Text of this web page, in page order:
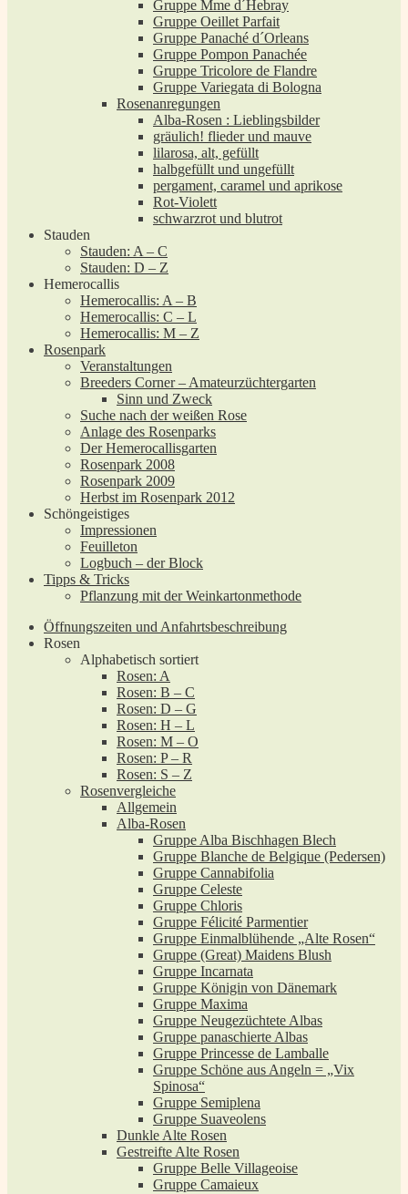
Gruppe Mme d´Hebray
Gruppe Oeillet Parfait
Gruppe Panaché d´Orleans
Gruppe Pompon Panachée
Gruppe Tricolore de Flandre
Gruppe Variegata di Bologna
Rosenanregungen
Alba-Rosen : Lieblingsbilder
gräulich! flieder und mauve
lilarosa, alt, gefüllt
halbgefüllt und ungefüllt
pergament, caramel und aprikose
Rot-Violett
schwarzrot und blutrot
Stauden
Stauden: A – C
Stauden: D – Z
Hemerocallis
Hemerocallis: A – B
Hemerocallis: C – L
Hemerocallis: M – Z
Rosenpark
Veranstaltungen
Breeders Corner – Amateurzüchtergarten
Sinn und Zweck
Suche nach der weißen Rose
Anlage des Rosenparks
Der Hemerocallisgarten
Rosenpark 2008
Rosenpark 2009
Herbst im Rosenpark 2012
Schöngeistiges
Impressionen
Feuilleton
Logbuch – der Block
Tipps & Tricks
Pflanzung mit der Weinkartonmethode
Öffnungszeiten und Anfahrtsbeschreibung
Rosen
Alphabetisch sortiert
Rosen: A
Rosen: B – C
Rosen: D – G
Rosen: H – L
Rosen: M – O
Rosen: P – R
Rosen: S – Z
Rosenvergleiche
Allgemein
Alba-Rosen
Gruppe Alba Bischhagen Blech
Gruppe Blanche de Belgique (Pedersen)
Gruppe Cannabifolia
Gruppe Celeste
Gruppe Chloris
Gruppe Félicité Parmentier
Gruppe Einmalblühende „Alte Rosen“
Gruppe (Great) Maidens Blush
Gruppe Incarnata
Gruppe Königin von Dänemark
Gruppe Maxima
Gruppe Neugezüchtete Albas
Gruppe panaschierte Albas
Gruppe Princesse de Lamballe
Gruppe Schöne aus Angeln = „Vix
Spinosa“
Gruppe Semiplena
Gruppe Suaveolens
Dunkle Alte Rosen
Gestreifte Alte Rosen
Gruppe Belle Villageoise
Gruppe Camaieux